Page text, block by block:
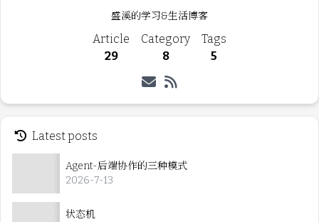
盛溪的学习&生活博客
Article
29
Category
8
Tags
5
Latest posts
Agent-后端协作的三种模式
2026-7-13
状态机